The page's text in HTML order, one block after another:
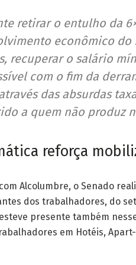
retirar o entulho da
econômico
recuperar o salário
com o fim da
das absurdas
a quem não produz
reforça
Alcolumbre, o Senado
dos trabalhadores, do
esteve presente também
em Hotéis,